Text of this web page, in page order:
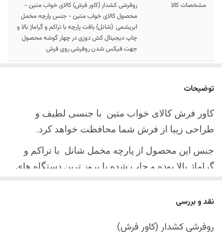
مشخصات کالا
روفرشی کشدار (کاور فرش) کالای خواب متین -
محصول کالای خواب متین - جنس پارچه مخمل
ابریشمی (شانل) بافت پارچه با تراکم و گراماژ بالا و
چاپ دیجیتال کش دوزی در چهار گوشه محصول
جهت فیکس شدن روفرشی روی فرش
ارسال کالا
آینده
توضیحات
کاور فرش کالای خواب متین با جنسی لطیف و
طراحی زیبا از فرش شما محافظت خواهد کرد.
جنس این محصول از پارچه مخمل شانل با تراکم و
گراماژ بالا بوده و چاپ شده با بروز ترین دستگاه های
چهار گوشه این محصول با کش باکیفیت دوخته‌شده
نقد و بررسی
روفرشی کشدار (کاور فرش)